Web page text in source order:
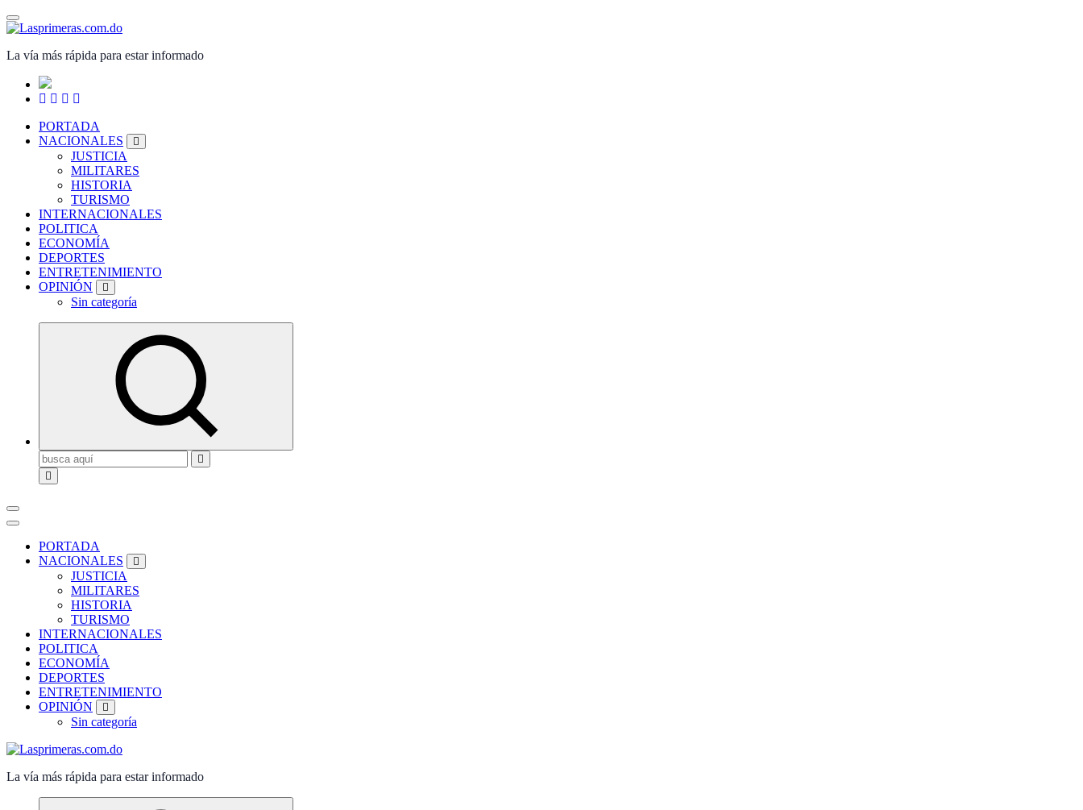
Saltar
al
La vía más rápida para estar informado
PORTADA
NACIONALES
JUSTICIA
MILITARES
HISTORIA
TURISMO
INTERNACIONALES
POLITICA
ECONOMÍA
DEPORTES
ENTRETENIMIENTO
OPINIÓN
Sin categoría
Buscar:
PORTADA
NACIONALES
JUSTICIA
MILITARES
HISTORIA
TURISMO
INTERNACIONALES
POLITICA
ECONOMÍA
DEPORTES
ENTRETENIMIENTO
OPINIÓN
Sin categoría
La vía más rápida para estar informado